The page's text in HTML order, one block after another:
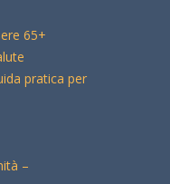
65+
pratica per
–